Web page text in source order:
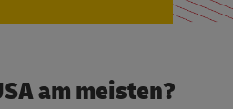
am meisten?